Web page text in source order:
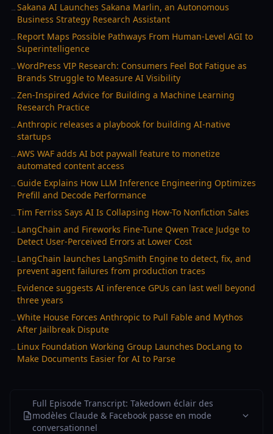
→Sakana AI Launches Sakana Marlin, an Autonomous
Business Strategy Research Assistant
→ Report Maps Possible Pathways From Human-Level AGI to
Superintelligence
→WordPress VIP Research: Consumers Feel Bot Fatigue as
Brands Struggle to Measure AI Visibility
→Zen-Inspired Advice for Building a Machine Learning
Research Practice
→Anthropic releases a playbook for building AI-native
startups
→AWS WAF adds AI bot paywall feature to monetize
automated content access
→ Guide Explains How LLM Inference Engineering Optimizes
Prefill and Decode Performance
→Tim Ferriss Says AI Is Collapsing How-To Nonfiction Sales
→ LangChain and Fireworks Fine-Tune Qwen Trace Judge to
Detect User-Perceived Errors at Lower Cost
→ LangChain launches LangSmith Engine to detect, fix, and
prevent agent failures from production traces
→ Evidence suggests AI inference GPUs can last well beyond
three years
→White House Forces Anthropic to Pull Fable and Mythos
After Jailbreak Dispute
→ Linux Foundation Working Group Launches DocLang to
Make Documents Easier for AI to Parse
Full Episode Transcript: Takedown éclair des
modèles Claude & Facebook passe en mode
conversationnel